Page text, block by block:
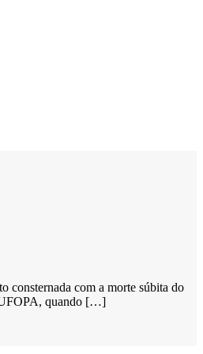
consternada com a morte súbita do
UFOPA, quando […]